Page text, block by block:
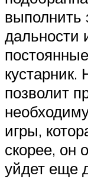
выполнить
дальности
кустарник.
позволит
игры,
скорее, он
уйдет еще